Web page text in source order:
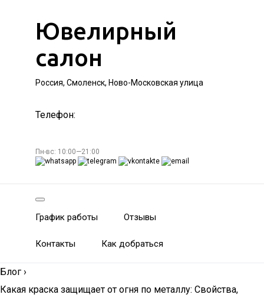
Ювелирный
салон
Россия, Смоленск, Ново-Московская улица
Телефон:
Пн-вс: 10:00—21:00
График работы Отзывы
Контакты Как добраться
Блог ›
Какая краска защищает от огня по металлу: Свойства,